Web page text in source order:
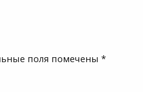
поля помечены *